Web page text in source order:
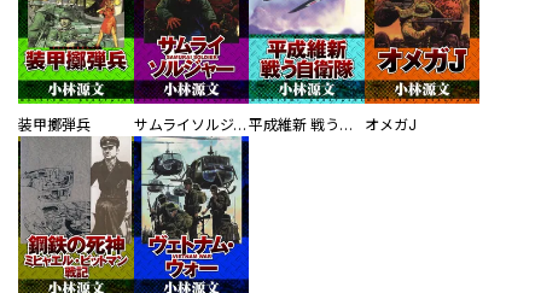
装甲擲弾兵 サムライソルジャー SAMURAI SOLDIER 平成維新 戦う自衛隊 オメガJ